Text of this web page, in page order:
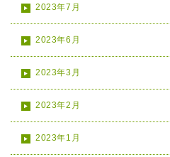
2023年7月
2023年6月
2023年3月
2023年2月
2023年1月